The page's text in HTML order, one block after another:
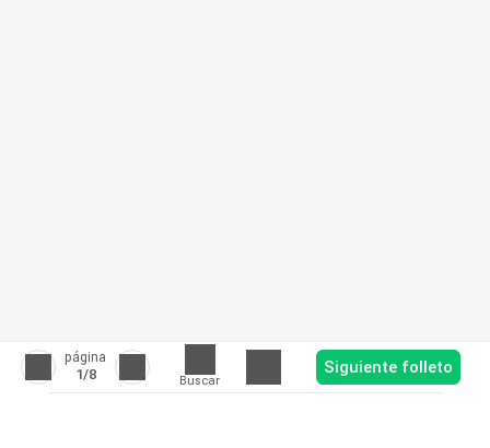
página
1/8 Buscar
Siguiente folleto